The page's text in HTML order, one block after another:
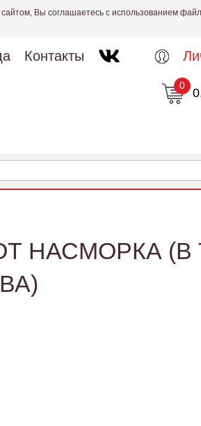
Вы соглашаетесь с использованием
Контакты
0
НАСМОРКА (В